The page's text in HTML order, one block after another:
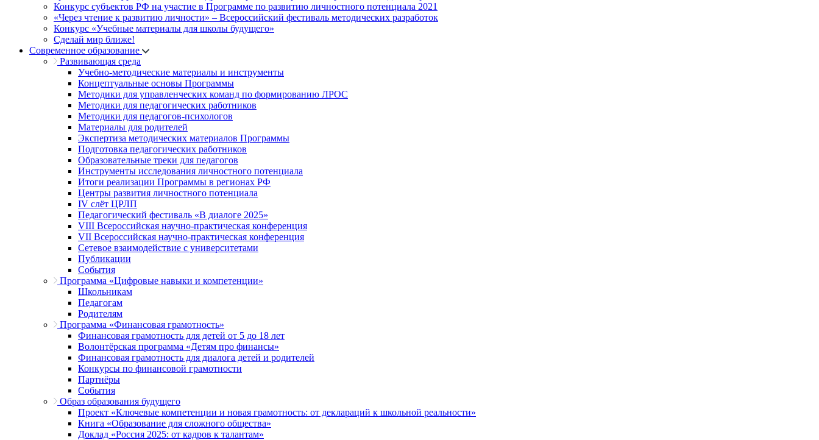
Конкурс субъектов РФ на участие в Программе по развитию личностного потенциала 2021
«Через чтение к развитию личности» – Всероссийский фестиваль методических разработок
Конкурс «Учебные материалы для школы будущего»
Сделай мир ближе!
Современное образование
Развивающая среда
Учебно-методические материалы и инструменты
Концептуальные основы Программы
Методики для управленческих команд по формированию ЛРОС
Методики для педагогических работников
Методики для педагогов-психологов
Материалы для родителей
Экспертиза методических материалов Программы
Подготовка педагогических работников
Образовательные треки для педагогов
Инструменты исследования личностного потенциала
Итоги реализации Программы в регионах РФ
Центры развития личностного потенциала
IV слёт ЦРЛП
Педагогический фестиваль «В диалоге 2025»
VIII Всероссийская научно-практическая конференция
VII Всероссийская научно-практическая конференция
Сетевое взаимодействие с университетами
Публикации
События
Программа «Цифровые навыки и компетенции»
Школьникам
Педагогам
Родителям
Программа «Финансовая грамотность»
Финансовая грамотность для детей от 5 до 18 лет
Волонтёрская программа «Детям про финансы»
Финансовая грамотность для диалога детей и родителей
Конкурсы по финансовой грамотности
Партнёры
События
Образ образования будущего
Проект «Ключевые компетенции и новая грамотность: от деклараций к школьной реальности»
Книга «Образование для сложного общества»
Доклад «Россия 2025: от кадров к талантам»